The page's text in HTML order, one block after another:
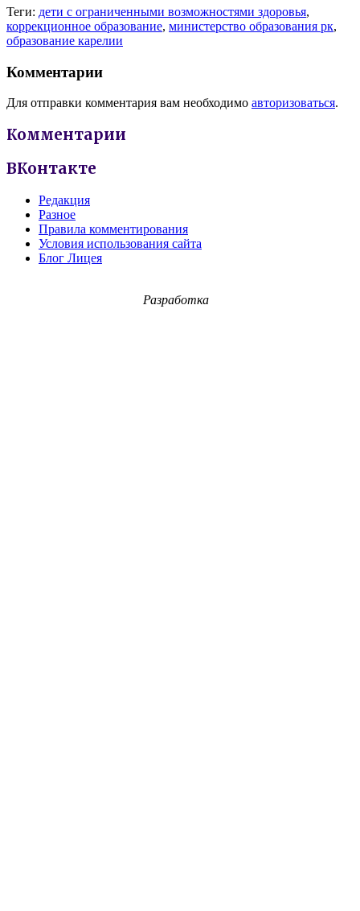
Теги: дети с ограниченными возможностями здоровья,
коррекционное образование, министерство образования рк,
образование карелии
Комментарии
Для отправки комментария вам необходимо авторизоваться.
Комментарии
ВКонтакте
Редакция
Разное
Правила комментирования
Условия использования сайта
Блог Лицея
Разработка